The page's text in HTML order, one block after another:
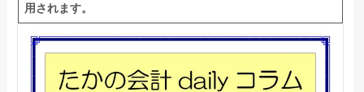
用されます。